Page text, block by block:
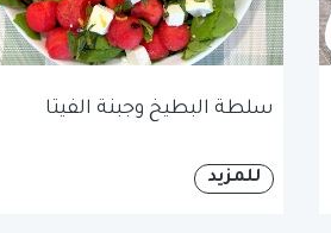
سلطة البطيخ وجبنة الفيتا
للمزيد